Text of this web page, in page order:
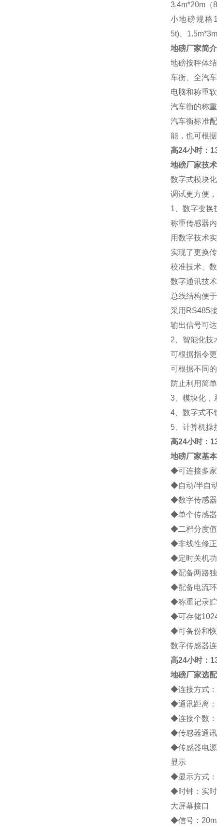
3.4m*20m（
小地磅规格
5t)、
地磅厂家简
地磅按秤体
车衡、全汽
电脑和称重
汽车衡的称
汽车衡标准
能，也可根
高24小时：
地磅厂家技
数字式模块
调试更方便
1 、数字变
称重传感器
用数字技术
实现了更换
校准技术、
数字通讯技术
总线结构便
采用 RS485
输出信号可达
2 、智能化技
可根据指令
可根据不同
防止利用简
3、模块化，
4、数字式不
5、计算机操
高24小时：
地磅厂家基
◆可连接多
◆自动/半自
◆数字传感
◆单个传感
◆二档分度
◆非线性修
◆定时关机
◆配备两路
◆配备电流
◆称重记录
◆可存储
◆可备份和
数字传感器
高24小时：
地磅厂家选
◆连接方式：
◆通讯距离
◆连接个数：
◆传感器通
◆传感器电
显示
◆显示方式：
◆时钟：实
大屏幕接口
◆信号：